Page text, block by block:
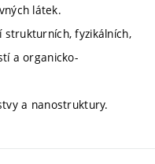
látek.
fyzikálních,
a organicko-
a nanostruktury.